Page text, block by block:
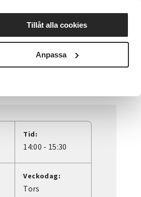
Tillåt alla cookies
Anpassa
Nyheter Avdelningar
Tid:
14:00 - 15:30
Veckodag:
Tors